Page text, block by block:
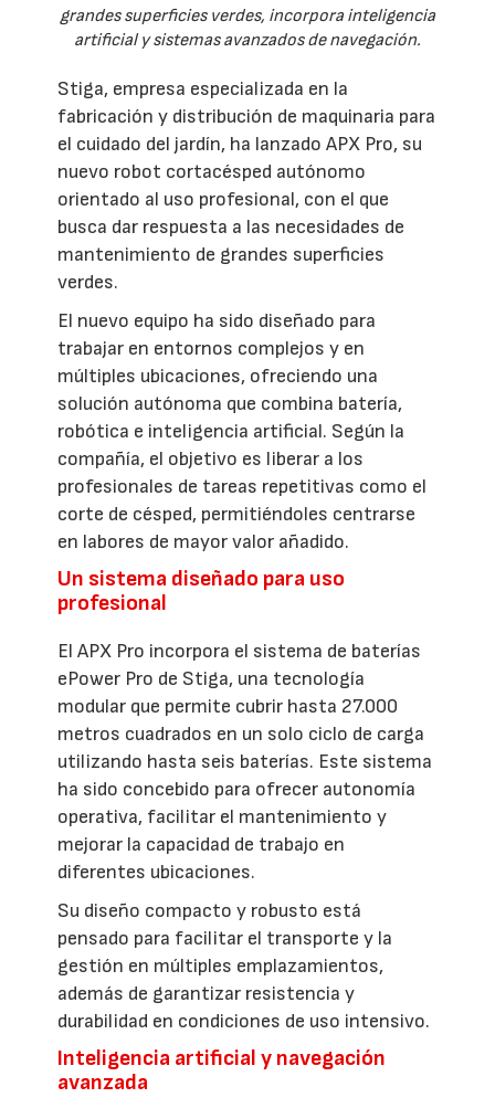
grandes superficies verdes, incorpora inteligencia
artificial y sistemas avanzados de navegación.
Stiga, empresa especializada en la
fabricación y distribución de maquinaria para
el cuidado del jardín, ha lanzado APX Pro, su
nuevo robot cortacésped autónomo
orientado al uso profesional, con el que
busca dar respuesta a las necesidades de
mantenimiento de grandes superficies
verdes.
El nuevo equipo ha sido diseñado para
trabajar en entornos complejos y en
múltiples ubicaciones, ofreciendo una
solución autónoma que combina batería,
robótica e inteligencia artificial. Según la
compañía, el objetivo es liberar a los
profesionales de tareas repetitivas como el
corte de césped, permitiéndoles centrarse
en labores de mayor valor añadido.
Un sistema diseñado para uso
profesional
El APX Pro incorpora el sistema de baterías
ePower Pro de Stiga, una tecnología
modular que permite cubrir hasta 27.000
metros cuadrados en un solo ciclo de carga
utilizando hasta seis baterías. Este sistema
ha sido concebido para ofrecer autonomía
operativa, facilitar el mantenimiento y
mejorar la capacidad de trabajo en
diferentes ubicaciones.
Su diseño compacto y robusto está
pensado para facilitar el transporte y la
gestión en múltiples emplazamientos,
además de garantizar resistencia y
durabilidad en condiciones de uso intensivo.
Inteligencia artificial y navegación
avanzada